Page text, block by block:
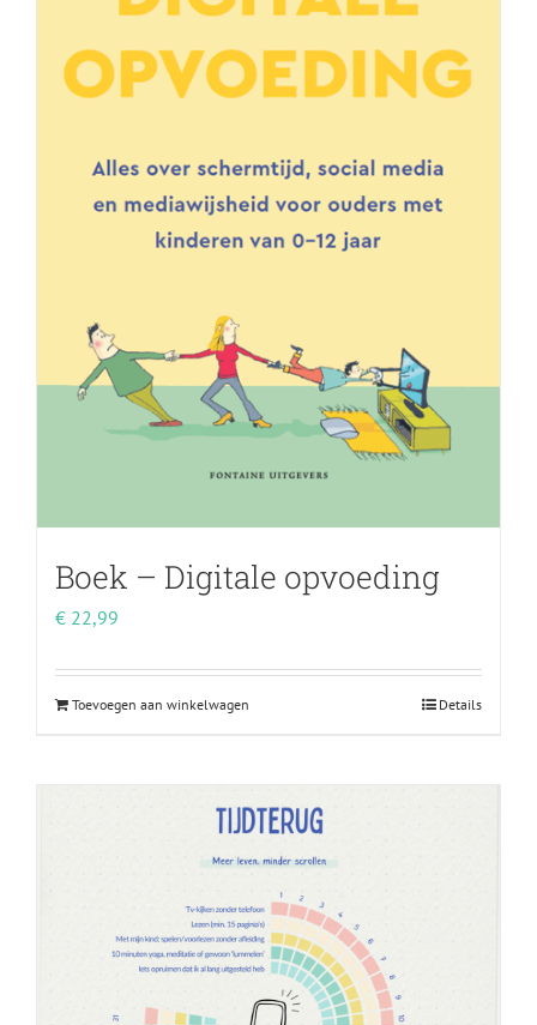
Boek – Digitale opvoeding
€ 22,99
Toevoegen aan winkelwagen Details